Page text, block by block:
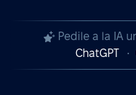
Pedile a la IA
ChatGPT